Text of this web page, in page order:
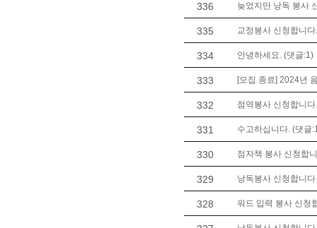
336 늦었지만 낭독 봉사
335 교정봉사 신청합니
334 안녕하세요. (댓글:1)
333 [모집 종료] 2024년
332 점역봉사 신청합니다.
331 수고하십니다. (댓글
330 점자책 봉사 신청합
329 낭독봉사 신청합니
328 워드 입력 봉사 신청